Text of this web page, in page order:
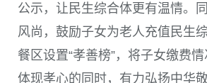
公示，让民生综合体更有温情。
风尚，鼓励子女为老人充值民生
餐区设置“孝善榜”，将子女缴费
体现孝心的同时，有力弘扬中华